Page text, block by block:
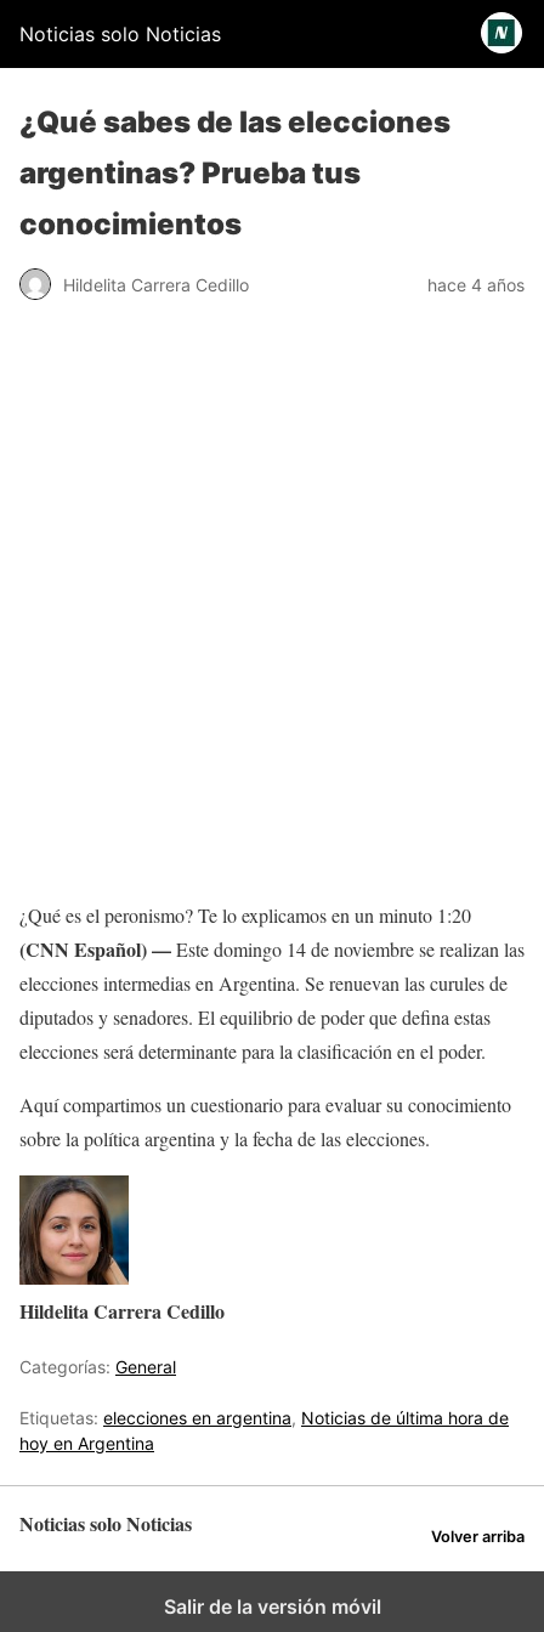
Noticias solo Noticias
¿Qué sabes de las elecciones
argentinas? Prueba tus
conocimientos
Hildelita Carrera Cedillo hace 4 años
¿Qué es el peronismo? Te lo explicamos en un minuto 1:20
(CNN Español) —Este domingo 14 de noviembre se realizan las
elecciones intermedias en Argentina. Se renuevan las curules de
diputados y senadores. El equilibrio de poder que defina estas
elecciones será determinante para la clasificación en el poder.
Aquí compartimos un cuestionario para evaluar su conocimiento
sobre la política argentina y la fecha de las elecciones.
Hildelita Carrera Cedillo
Categorías: General
Etiquetas: elecciones en argentina, Noticias de última hora de
hoy en Argentina
Noticias solo Noticias Volver arriba
Salir de la versión móvil